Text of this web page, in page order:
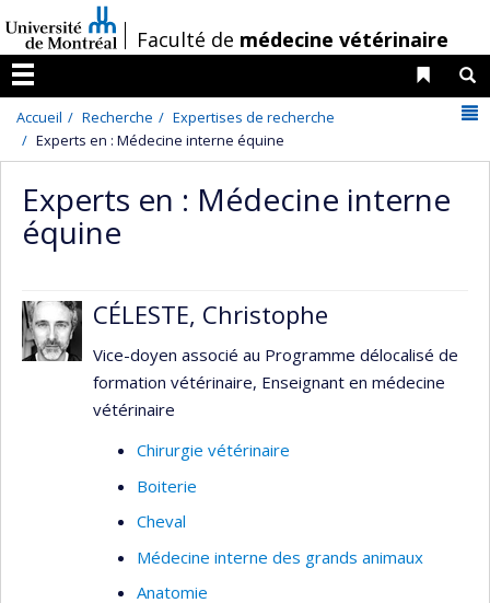
au
contenu
/Faculté de médecine vétérinaire
Menu
Liens
Accueil Recherche
Expertises de recherche
Experts en : Médecine interne équine
Experts en : Médecine interne
équine
CÉLESTE, Christophe
Vice-doyen associé au Programme délocalisé de
formation vétérinaire, Enseignant en médecine
vétérinaire
Chirurgie vétérinaire
Boiterie
Cheval
Médecine interne des grands animaux
Anatomie